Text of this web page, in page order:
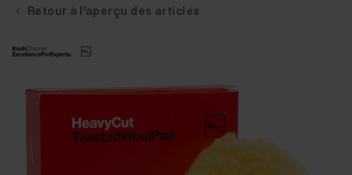
Retour à l'aperçu des articles